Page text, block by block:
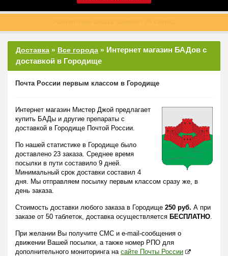
Доставка » Все города » Интернет магазин БАДов с
доставкой в Городище
Почта России первым классом в Городище
Интернет магазин Мистер Джой предлагает
купить БАДы и другие препараты с
доставкой в Городище Почтой России.
По нашей статистике в Городище было
доставлено 23 заказа. Среднее время
посылки в пути составило 9 дней.
Минимальный срок доставки составил 4
дня. Мы отправляем посылку первым классом сразу же, в
день заказа.
Стоимость доставки любого заказа в Городище 250 руб. А при
заказе от 50 таблеток, доставка осуществляется БЕСПЛАТНО.
При желании Вы получите СМС и e-mail-сообщения о
движении Вашей посылки, а также номер РПО для
дополнительного мониторинга на сайте Почты России